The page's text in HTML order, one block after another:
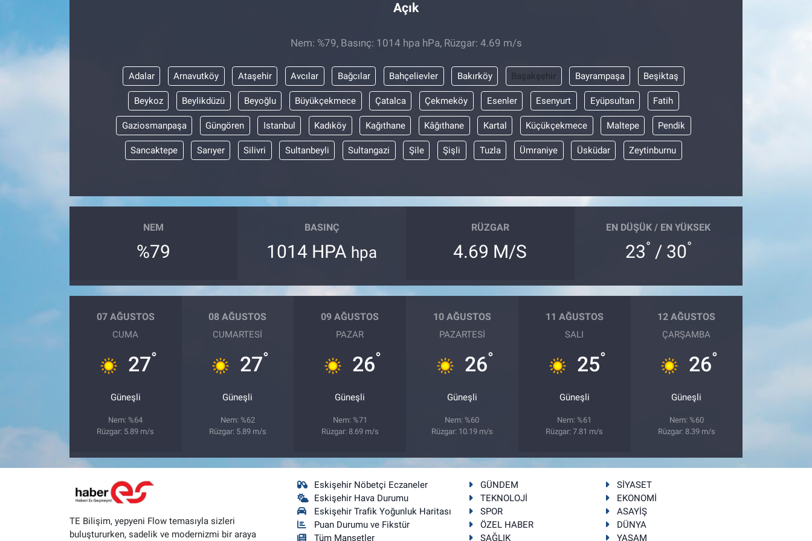
Açık
Nem: %79, Basınç: 1014 hpa hPa, Rüzgar: 4.69 m/s
Adalar Arnavutköy Ataşehir Avcılar Bağcılar Bahçelievler Bakırköy Başakşehir Bayrampaşa Beşiktaş
Beykoz Beylikdüzü Beyoğlu Büyükçekmece Çatalca Çekmeköy Esenler Esenyurt Eyüpsultan Fatih
Gaziosmanpaşa Güngören Istanbul Kadıköy Kağıthane Kâğıthane Kartal Küçükçekmece Maltepe Pendik
Sancaktepe Sarıyer Silivri Sultanbeyli Sultangazi Şile Şişli Tuzla Ümraniye Üsküdar Zeytinburnu
NEM
%79
BASINÇ
1014 HPA hpa
RÜZGAR
4.69 M/S
EN DÜŞÜK / EN YÜKSEK
23° / 30°
07 AĞUSTOS
CUMA
27°
Güneşli
Nem: %64
Rüzgar: 5.89 m/s
08 AĞUSTOS
CUMARTESI
27°
Güneşli
Nem: %62
Rüzgar: 5.89 m/s
09 AĞUSTOS
PAZAR
26°
Güneşli
Nem: %71
Rüzgar: 8.69 m/s
10 AĞUSTOS
PAZARTESI
26°
Güneşli
Nem: %60
Rüzgar: 10.19 m/s
11 AĞUSTOS
SALI
25°
Güneşli
Nem: %61
Rüzgar: 7.81 m/s
12 AĞUSTOS
ÇARŞAMBA
26°
Güneşli
Nem: %60
Rüzgar: 8.39 m/s
TE Bilişim, yepyeni Flow temasıyla sizleri
buluştururken, sadelik ve modernizmi bir araya
Eskişehir Nöbetçi Eczaneler
Eskişehir Hava Durumu
Eskişehir Trafik Yoğunluk Haritası
Puan Durumu ve Fikstür
Tüm Manşetler
GÜNDEM
SİYASET
TEKNOLOJİ
EKONOMİ
SPOR
ASAYİŞ
ÖZEL HABER
DÜNYA
SAĞLIK
YAŞAM